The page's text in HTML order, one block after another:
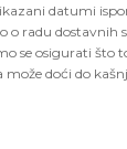
datumi
o radu dostavnih
se osigurati što
doći do